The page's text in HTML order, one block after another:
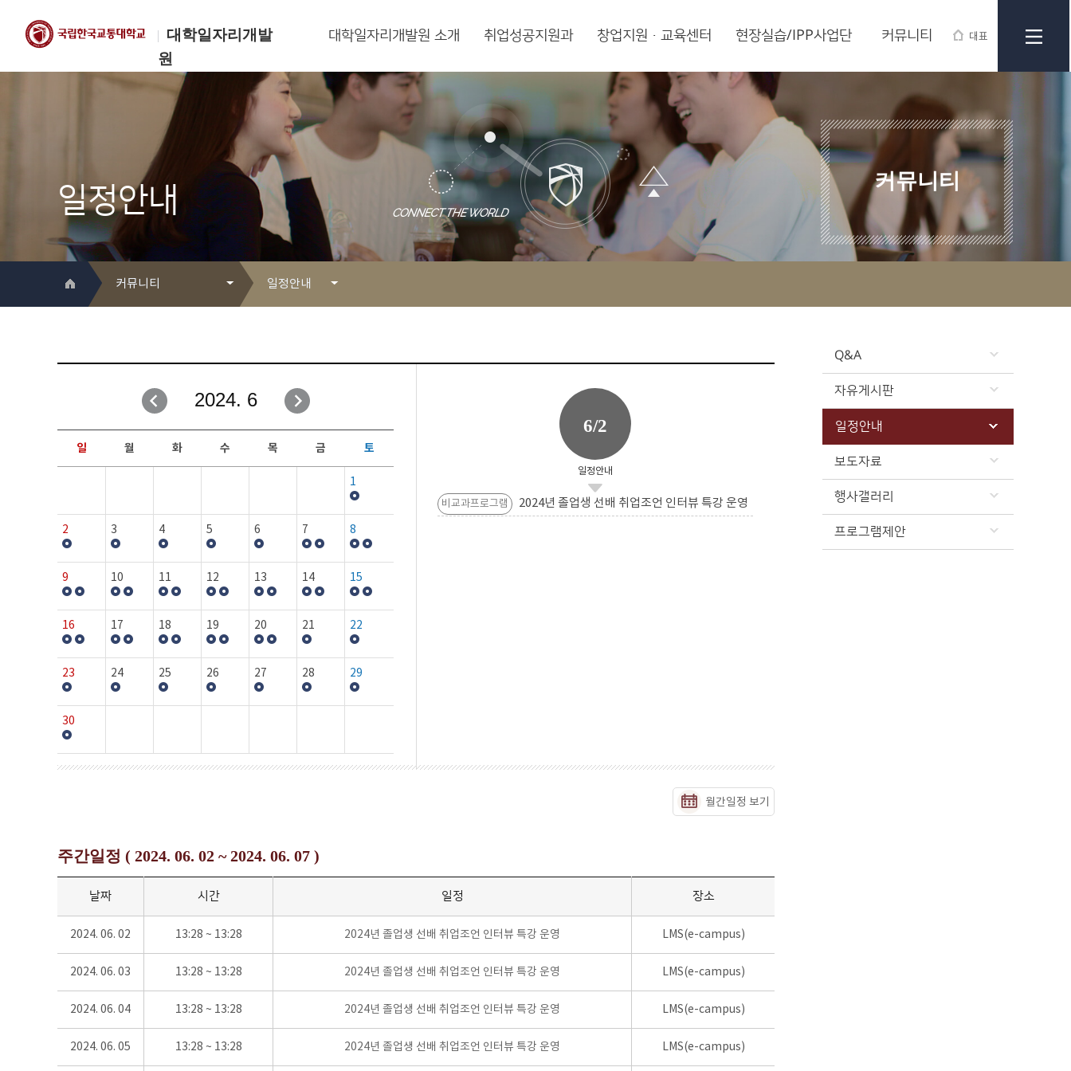
대학일자리개발
원
대표
한국교통대학교
대학일자리개발원
대학일자리개발원 소개 취업성공지원과 창업지원·교육센터 현장실습/IPP사업단 커뮤니티
일정안내
커뮤니티
커뮤니티
취업성공지원과
창업지원·교육센터
현장실습/IPP사업단
커뮤니티
일정안내
자유게시판
일정안내
보도자료
행사갤러리
Q&A
자유게시판
일정안내
보도자료
행사갤러리
프로그램제안
2024. 6
일 월 화 수 목 금 토
1
2 3 4 5 6 7 8
9 10 11 12 13 14 15
16 17 18 19 20 21 22
23 24 25 26 27 28 29
30
6/2
일정안내
비교과프로그램 2024년 졸업생 선배 취업조언 인터뷰 특강 운영
월간일정 보기
주간일정 ( 2024. 06. 02 ~ 2024. 06. 07 )
날짜 시간 일정 장소
2024. 06. 02 13:28 ~ 13:28 2024년 졸업생 선배 취업조언 인터뷰 특강 운영 LMS(e-campus)
2024. 06. 03 13:28 ~ 13:28 2024년 졸업생 선배 취업조언 인터뷰 특강 운영 LMS(e-campus)
2024. 06. 04 13:28 ~ 13:28 2024년 졸업생 선배 취업조언 인터뷰 특강 운영 LMS(e-campus)
2024. 06. 05 13:28 ~ 13:28 2024년 졸업생 선배 취업조언 인터뷰 특강 운영 LMS(e-campus)